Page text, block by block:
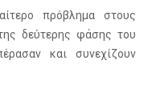
πρόβλημα στους
δεύτερης φάσης του
και συνεχίζουν